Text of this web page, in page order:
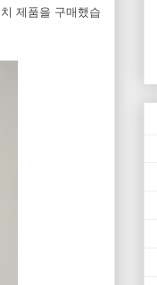
제품을 구매했습